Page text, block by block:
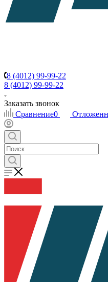
8 (4012) 99-99-22
8 (4012) 99-99-22
Заказать звонок
Сравнение0